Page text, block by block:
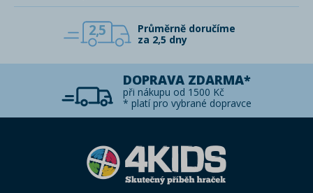
2,5
Průměrně doručíme
za 2,5 dny
DOPRAVA ZDARMA*
při nákupu od 1500 Kč
* platí pro vybrané dopravce